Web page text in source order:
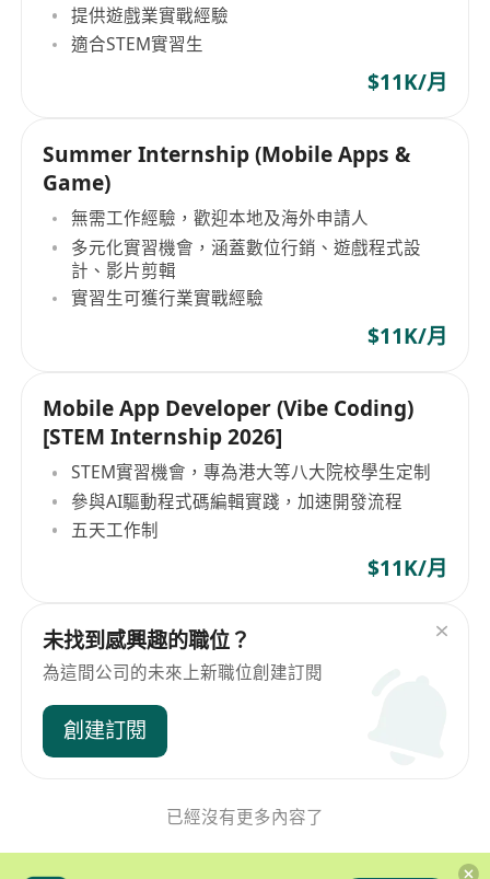
提供遊戲業實戰經驗
適合STEM實習生
$11K/月
Summer Internship (Mobile Apps &
Game)
無需工作經驗，歡迎本地及海外申請人
多元化實習機會，涵蓋數位行銷、遊戲程式設
計、影片剪輯
實習生可獲行業實戰經驗
$11K/月
Mobile App Developer (Vibe Coding)
[STEM Internship 2026]
STEM實習機會，專為港大等八大院校學生定制
參與AI驅動程式碼編輯實踐，加速開發流程
五天工作制
$11K/月
未找到感興趣的職位？
為這間公司的未來上新職位創建訂閱
創建訂閱
已經沒有更多內容了